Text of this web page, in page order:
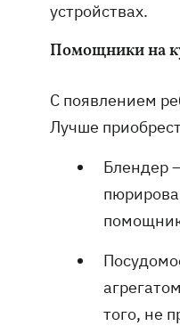
устройствах.
Помощники на
С появлением
Лучше
Блендер
того, не